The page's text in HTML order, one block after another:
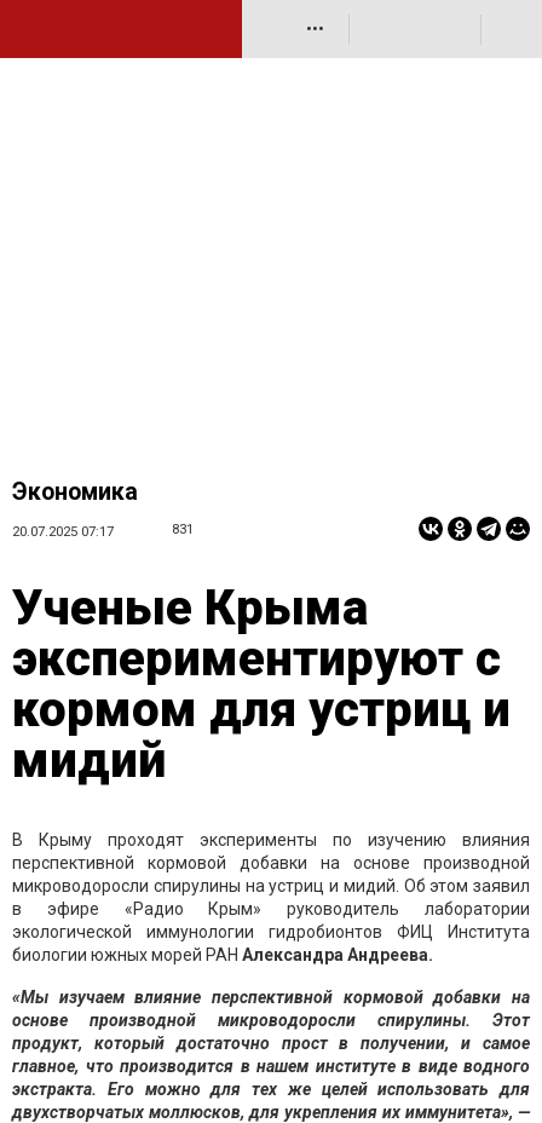
•••
Экономика
20.07.2025 07:17 831
Ученые Крыма
экспериментируют с
кормом для устриц и
мидий
В Крыму проходят эксперименты по изучению влияния
перспективной кормовой добавки на основе производной
микроводоросли спирулины на устриц и мидий. Об этом заявил
в эфире «Радио Крым» руководитель лаборатории
экологической иммунологии гидробионтов ФИЦ Института
биологии южных морей РАН Александра Андреева.
«Мы изучаем влияние перспективной кормовой добавки на
основе производной микроводоросли спирулины. Этот
продукт, который достаточно прост в получении, и самое
главное, что производится в нашем институте в виде водного
экстракта. Его можно для тех же целей использовать для
двухстворчатых моллюсков, для укрепления их иммунитета», —